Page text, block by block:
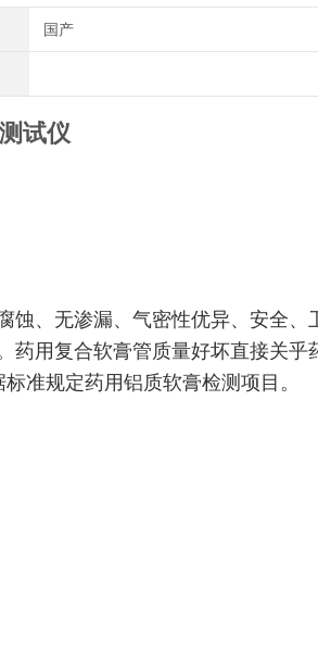
国产
试仪
蚀、无渗漏、气密性优异、安全、
药用复合软膏管质量好坏直接关乎
准规定药用铝质软膏检测项目。